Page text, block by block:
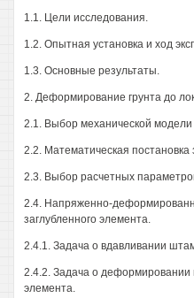
1.1. Цели исследования.
1.2. Опытная установка и ход
1.3. Основные результаты.
2. Деформирование грунта до
2.1. Выбор механической модели
2.2. Математическая постановка
2.3. Выбор расчетных
2.4. Напряженно-
заглубленного элемента.
2.4.1. Задача о вдавливании
2.4.2. Задача о деформировании
элемента.